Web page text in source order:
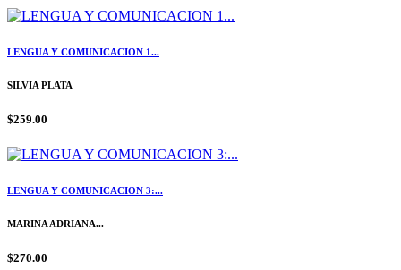
LENGUA Y COMUNICACION 1...
SILVIA PLATA
$259.00
LENGUA Y COMUNICACION 3:...
MARINA ADRIANA...
$270.00